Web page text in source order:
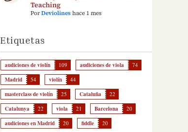
Teaching
PorDeviolines hace 1 mes
Etiquetas
audiciones de violín 109 audiciones de viola 74
Madrid 54 violín 44
masterclass de violín 25 Cataluña 22
Catalunya 22 viola 21 Barcelona 20
audiciones en Madrid 20 fiddle 20